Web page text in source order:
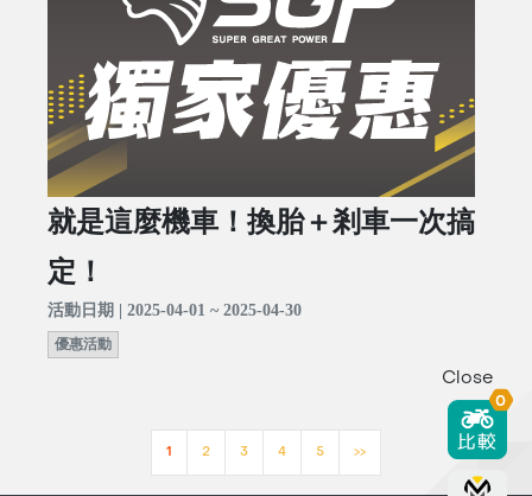
就是這麼機車！換胎＋剎車一次搞
定！
活動日期 | 2025-04-01 ~ 2025-04-30
優惠活動
1 2 3 4 5 >>
Close
0